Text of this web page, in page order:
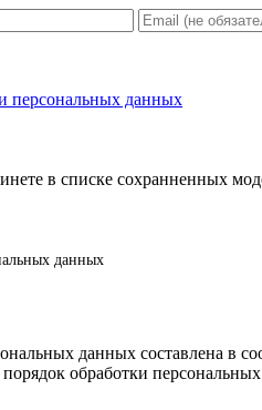
персональных данных
в списке сохранненных
данных
данных составлена в
порядок обработки